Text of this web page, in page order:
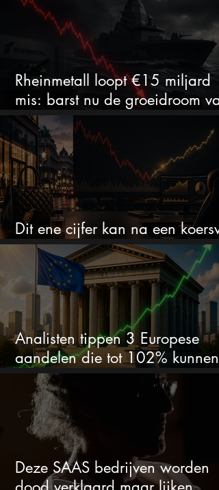
Rheinmetall loopt €15 miljard
mis: barst nu de groeidroom van
het defensiebedrijf?
Dit ene cijfer kan na een
van 50% alles veranderen
Analisten tippen 3 Europese
aandelen die tot 102% kunnen
stijgen
Deze SAAS bedrijven worden